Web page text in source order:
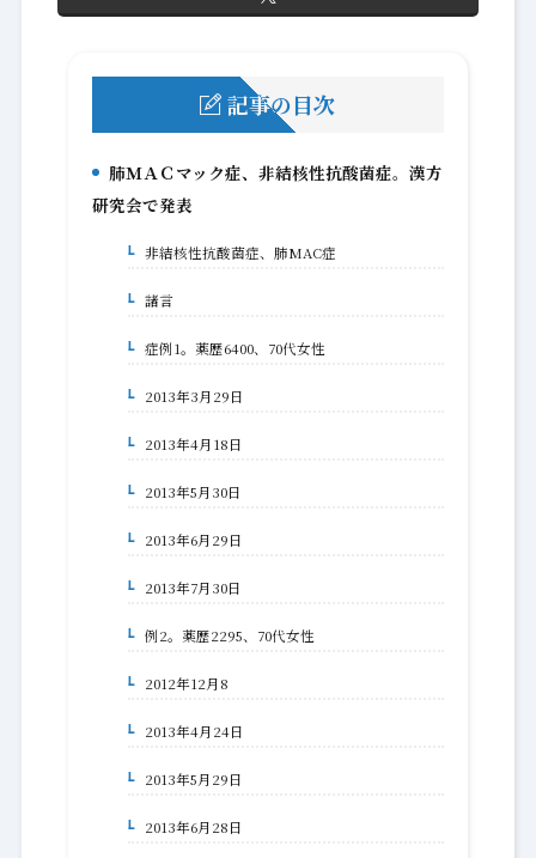
記事の目次
1.肺ＭＡＣマック症、非結核性抗酸菌症。漢方
研究会で発表
1-1.非結核性抗酸菌症、肺MAC症
1-1-1.
諸言
1-1-1-1.
症例1。薬歴6400、70代女性
1-1-1-1-1.
2013年3月29日
1-1-1-1-2.
2013年4月18日
1-1-1-1-3.
2013年5月30日
1-1-1-1-4.
2013年6月29日
1-1-1-1-5.
2013年7月30日
1-1-1-2.
例2。薬歴2295、70代女性
1-1-1-2-6.
2012年12月8
1-1-1-2-7.
2013年4月24日
1-1-1-2-8.
2013年5月29日
1-1-1-2-9.
2013年6月28日